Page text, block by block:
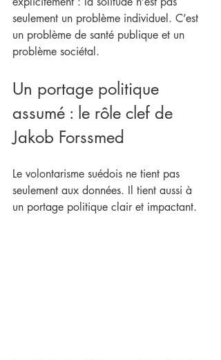
seulement un problème individuel. C’est
un problème de santé publique et un
problème sociétal.
Un portage politique
assumé : le rôle clef de
Jakob Forssmed
Le volontarisme suédois ne tient pas
seulement aux données. Il tient aussi à
un portage politique clair et impactant.